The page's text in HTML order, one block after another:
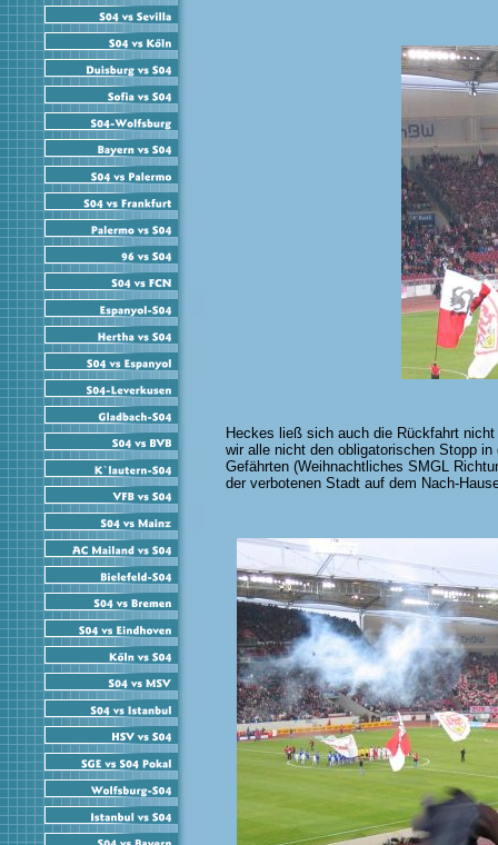
Heckes ließ sich auch die Rückfahrt
wir alle nicht den obligatorischen Stopp
Gefährten (Weihnachtliches SMGL
der verbotenen Stadt auf dem Nach-